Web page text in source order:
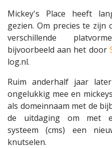
Mickey's Place heeft
gezien. Om precies te
verschillende
bijvoorbeeld aan het door
log.nl.
Ruim anderhalf jaar
ongelukkig mee en
als domeinnaam met de
de uitdaging om met
systeem (cms) een
knutselen.